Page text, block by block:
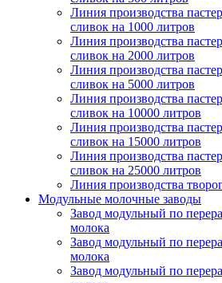
Линия производства
сливок на 1000 литров
Линия производства
сливок на 2000 литров
Линия производства
сливок на 5000 литров
Линия производства
сливок на 10000 литров
Линия производства
сливок на 15000 литров
Линия производства
сливок на 25000 литров
Линия производства
Модульные молочные заводы
Завод модульный по
молока
Завод модульный по
молока
Завод модульный по